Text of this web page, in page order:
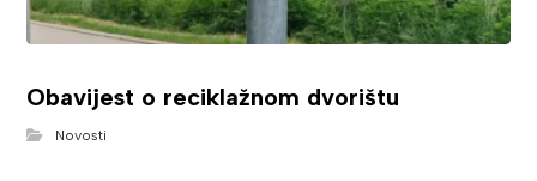
Obavijest o reciklažnom dvorištu
Novosti